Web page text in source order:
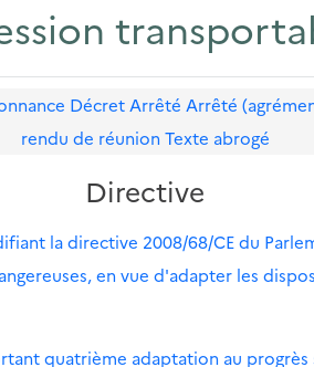
Décret Arrêté Arrêté
rendu de réunion Texte abrogé
Directive
la directive 2008/68/CE du
en vue d'adapter les
quatrième adaptation au